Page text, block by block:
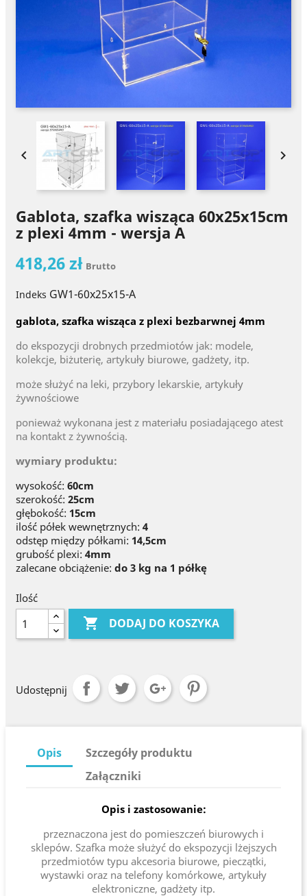
 
Gablota, szafka wisząca 60x25x15cm
z plexi 4mm - wersja A
418,26 zł Brutto
Indeks GW1-60x25x15-A
gablota, szafka wisząca z plexi bezbarwnej 4mm
do ekspozycji drobnych przedmiotów jak: modele,
kolekcje, biżuterię, artykuły biurowe, gadżety, itp.
może służyć na leki, przybory lekarskie, artykuły
żywnościowe
ponieważ wykonana jest z materiału posiadającego atest
na kontakt z żywnością.
wymiary produktu:
wysokość: 60cm
szerokość: 25cm
głębokość: 15cm
ilość półek wewnętrznych: 4
odstęp między półkami: 14,5cm
grubość plexi: 4mm
zalecane obciążenie: do 3 kg na 1 półkę
Ilość
 DODAJ DO KOSZYKA
Udostępnij
Opis
Szczegóły produktu
Załączniki
Opis i zastosowanie:
przeznaczona jest do pomieszczeń biurowych i
sklepów. Szafka może służyć do ekspozycji lżejszych
przedmiotów typu akcesoria biurowe, pieczątki,
wystawki oraz na telefony komórkowe, artykuły
elektroniczne, gadżety itp.